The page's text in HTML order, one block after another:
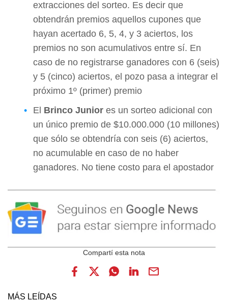
extracciones del sorteo. Es decir que
obtendrán premios aquellos cupones que
hayan acertado 6, 5, 4, y 3 aciertos, los
premios no son acumulativos entre sí. En
caso de no registrarse ganadores con 6 (seis)
y 5 (cinco) aciertos, el pozo pasa a integrar el
próximo 1º (primer) premio
El Brinco Junior es un sorteo adicional con
un único premio de $10.000.000 (10 millones)
que sólo se obtendría con seis (6) aciertos,
no acumulable en caso de no haber
ganadores. No tiene costo para el apostador
MÁS LEÍDAS